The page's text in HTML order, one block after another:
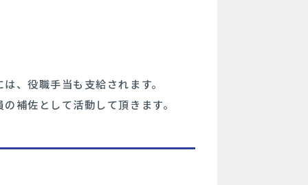
、役職手当も支給されます。
補佐として活動して頂きます。